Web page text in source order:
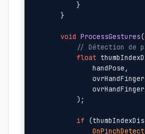
        }
    }
void ProcessGestures(
// Détection de
float
            handPose,
        );
if